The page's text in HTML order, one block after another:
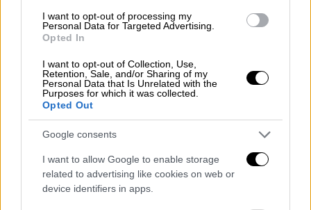
I want to opt-out of processing my
Personal Data for Targeted Advertising.
Opted In
I want to opt-out of Collection, Use,
Retention, Sale, and/or Sharing of my
Personal Data that Is Unrelated with the
Purposes for which it was collected.
Opted Out
Google consents
I want to allow Google to enable storage
related to advertising like cookies on web or
device identifiers in apps.
Lifestyle|08.11.2021 09:21
Ο Τάσος Ξιαρχό συναντήθηκε με την
κοπέλα, που χλεύασε για τα κιλά της -
Συγγνώμη, γέλια και αγκαλιές
Τέλος καλό, όλα καλά για τον Τάσο Ξιαρχό
που ζήτησε συγγνώμη από την Μέρι Παπά
και τη συνάντησε μετά τον σάλο που